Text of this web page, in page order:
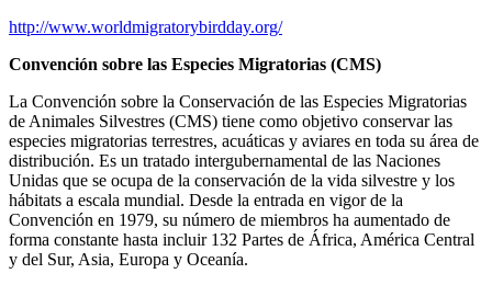
http://www.worldmigratorybirdday.org/
Convención sobre las Especies Migratorias (CMS)
La Convención sobre la Conservación de las Especies Migratorias
de Animales Silvestres (CMS) tiene como objetivo conservar las
especies migratorias terrestres, acuáticas y aviares en toda su área de
distribución. Es un tratado intergubernamental de las Naciones
Unidas que se ocupa de la conservación de la vida silvestre y los
hábitats a escala mundial. Desde la entrada en vigor de la
Convención en 1979, su número de miembros ha aumentado de
forma constante hasta incluir 132 Partes de África, América Central
y del Sur, Asia, Europa y Oceanía.